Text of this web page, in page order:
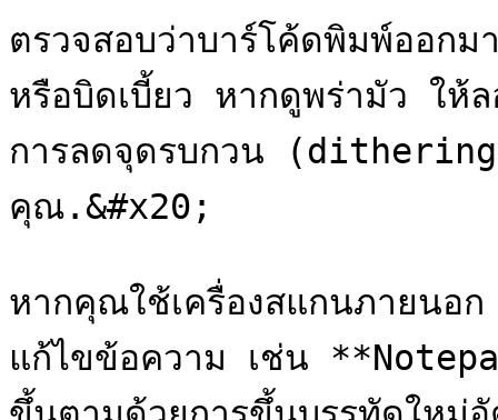
ตรวจสอบว่าบาร์โค้ดพิมพ์ออก
หรือบิดเบี้ยว หากดูพร่ามัว ให้
การลดจุดรบกวน
คุณ.&#x20;
หากคุณใช้เครื่องสแกนภายนอ
แก้ไขข้อความ เช่น